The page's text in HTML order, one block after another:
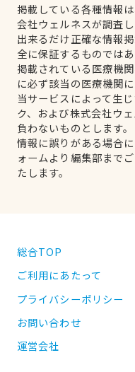
掲載している各種情報
会社ウェルネスが調査
出来るだけ正確な情報
全に保証するものではあ
掲載されている医療機
に必ず該当の医療機関
当サービスによって生
ク、および株式会社ウ
負わないものとします。
情報に誤りがある場合
ォームより編集部まで
たします。
総合TOP
ご利用にあたって
プライバシーポリシー
お問い合わせ
運営会社